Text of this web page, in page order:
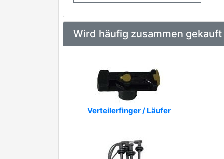
Wird häufig zusammen gekauft
Verteilerfinger / Läufer